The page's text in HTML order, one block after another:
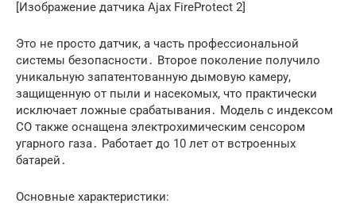
[Изображение датчика Ajax FireProtect 2]
Это не просто датчик, а часть профессиональной
системы безопасности․ Второе поколение получило
уникальную запатентованную дымовую камеру,
защищенную от пыли и насекомых, что практически
исключает ложные срабатывания․ Модель с индексом
CO также оснащена электрохимическим сенсором
угарного газа․ Работает до 10 лет от встроенных
батарей․
Основные характеристики: